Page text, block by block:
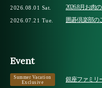
2026.08.01 Sat. 2026.8月お肉
2026.07.21 Tue. 囲碁倶楽部の
Event
Summer Vacation
Exclusive
銀座ファミリ